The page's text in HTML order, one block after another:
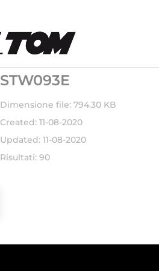
STW093E
Dimensione file: 794.30 KB
Created: 11-08-2020
Updated: 11-08-2020
Risultati: 90